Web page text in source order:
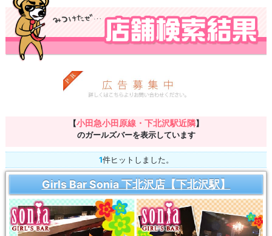
【小田急小田原線・下北沢駅近隣】
のガールズバーを表示しています
1件ヒットしました。
Girls Bar Sonia 下北沢店【下北沢駅】